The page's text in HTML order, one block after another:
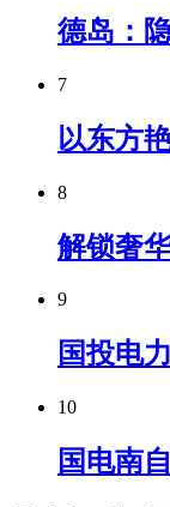
德岛：
7
以东方
8
解锁奢
9
国投电
10
国电南